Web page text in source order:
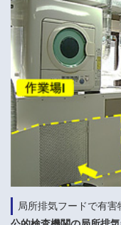
局所排気フードで有害